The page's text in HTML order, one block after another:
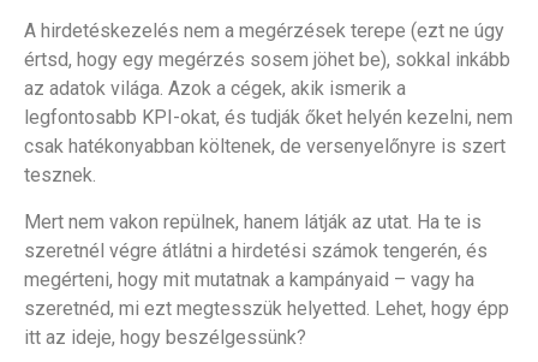
A hirdetéskezelés nem a megérzések terepe (ezt ne úgy
értsd, hogy egy megérzés sosem jöhet be), sokkal inkább
az adatok világa. Azok a cégek, akik ismerik a
legfontosabb KPI-okat, és tudják őket helyén kezelni, nem
csak hatékonyabban költenek, de versenyelőnyre is szert
tesznek.
Mert nem vakon repülnek, hanem látják az utat. Ha te is
szeretnél végre átlátni a hirdetési számok tengerén, és
megérteni, hogy mit mutatnak a kampányaid – vagy ha
szeretnéd, mi ezt megtesszük helyetted. Lehet, hogy épp
itt az ideje, hogy beszélgessünk?